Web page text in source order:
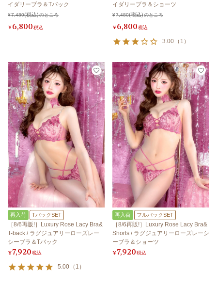
イダリーブラ＆Tバック
¥7,480 のところ
¥6,800税込
イダリーブラ＆ショーツ
¥7,480 のところ
¥6,800税込
3.00 （ 1 ）
再入荷 TバックSET
［8/6再販!］Luxury Rose Lacy Bra&
T-back / ラグジュアリーローズレー
シーブラ＆Tバック
¥7,920税込
5.00 （ 1 ）
再入荷 フルバックSET
［8/6再販!］Luxury Rose Lacy Bra&
Shorts / ラグジュアリーローズレーシ
ーブラ＆ショーツ
¥7,920税込